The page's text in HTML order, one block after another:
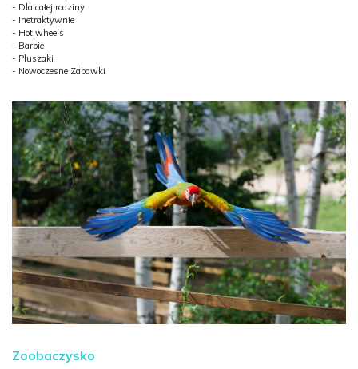
- Dla całej rodziny
- Inetraktywnie
- Hot wheels
- Barbie
- Pluszaki
- Nowoczesne Zabawki
Zoobaczysko